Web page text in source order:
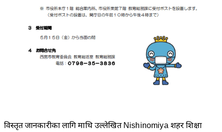
विस्तृत जानकारीका लागि माथि उल्लेखित Nishinomiya शहर शिक्षा